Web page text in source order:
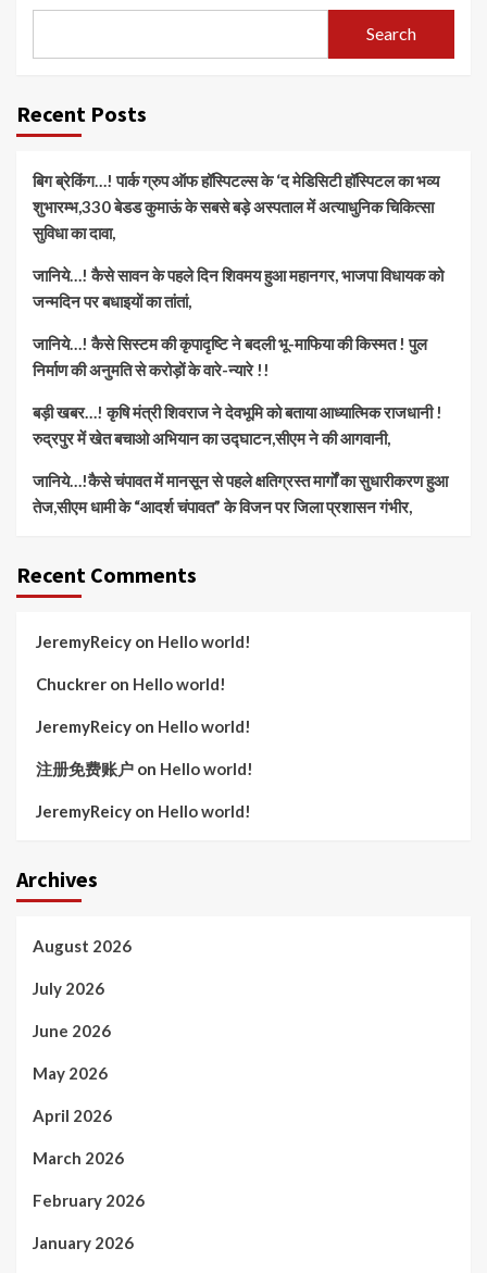
Search
Recent Posts
बिग ब्रेकिंग…! पार्क ग्रुप ऑफ हॉस्पिटल्स के ‘द मेडिसिटी हॉस्पिटल का भव्य
शुभारम्भ,330 बेडड कुमाऊं के सबसे बड़े अस्पताल में अत्याधुनिक चिकित्सा
सुविधा का दावा,
जानिये…! कैसे सावन के पहले दिन शिवमय हुआ महानगर, भाजपा विधायक को
जन्मदिन पर बधाइयों का तांतां,
जानिये…! कैसे सिस्टम की कृपादृष्टि ने बदली भू-माफिया की किस्मत ! पुल
निर्माण की अनुमति से करोड़ों के वारे-न्यारे !!
बड़ी खबर…! कृषि मंत्री शिवराज ने देवभूमि को बताया आध्यात्मिक राजधानी !
रुद्रपुर में खेत बचाओ अभियान का उद्घाटन,सीएम ने की आगवानी,
जानिये…!कैसे चंपावत में मानसून से पहले क्षतिग्रस्त मार्गों का सुधारीकरण हुआ
तेज,सीएम धामी के “आदर्श चंपावत” के विजन पर जिला प्रशासन गंभीर,
Recent Comments
JeremyReicy on Hello world!
Chuckrer on Hello world!
JeremyReicy on Hello world!
注册免费账户 on Hello world!
JeremyReicy on Hello world!
Archives
August 2026
July 2026
June 2026
May 2026
April 2026
March 2026
February 2026
January 2026